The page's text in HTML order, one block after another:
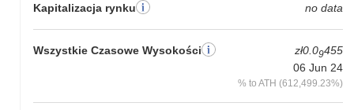
Kapitalizacja rynku no data
Wszystkie Czasowe Wysokości zł0.09455
06 Jun 24
% to ATH (612,499.23%)